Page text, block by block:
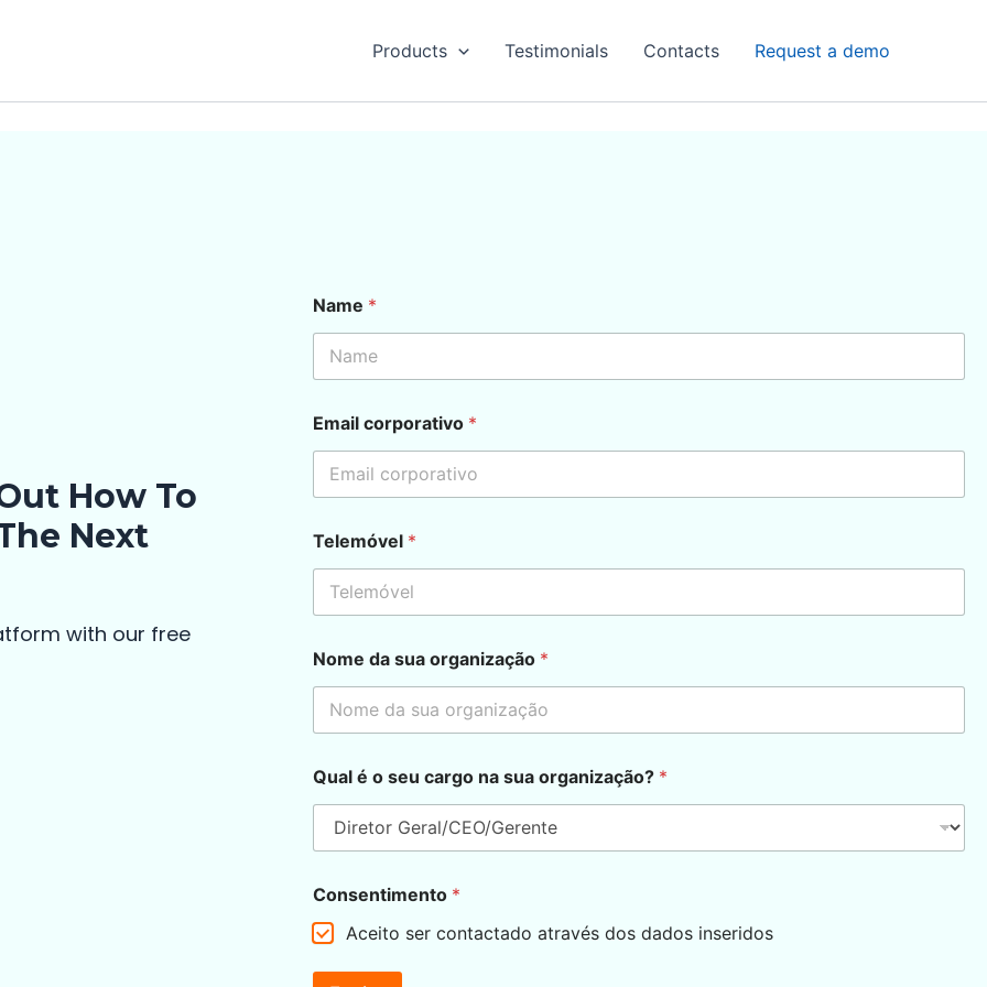
Products Testimonials Contacts Request a demo
How To
Next
with our free
Name *
Email corporativo *
a
T
m
ó
v
l
u
Telemóvel *
Nome da sua organização *
Qual é o seu cargo na sua organização? *
Consentimento *
Aceito ser contactado através dos dados inseridos